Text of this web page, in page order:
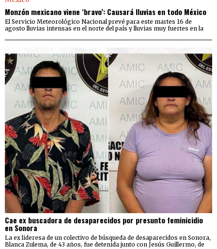
Monzón mexicano viene ‘bravo’: Causará lluvias en todo México
El Servicio Meteorológico Nacional prevé para este martes 16 de
agosto lluvias intensas en el norte del país y lluvias muy fuertes en la
Cae ex buscadora de desaparecidos por presunto feminicidio
en Sonora
La ex lideresa de un colectivo de búsqueda de desaparecidos en Sonora,
Blanca Zulema, de 43 años, fue detenida junto con Jesús Guillermo, de